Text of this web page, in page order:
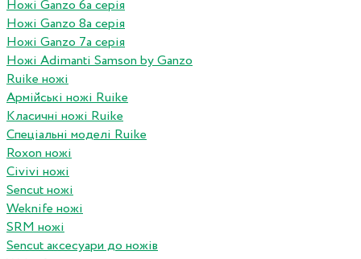
Ножі Ganzo 6а серія
Ножі Ganzo 8а серія
Ножі Ganzo 7а серія
Ножі Adimanti Samson by Ganzo
Ruike ножі
Армійські ножі Ruike
Класичні ножі Ruike
Спеціальні моделі Ruike
Roxon ножi
Civivi ножі
Sencut ножі
Weknife ножі
SRM ножі
Sencut аксесуари до ножів